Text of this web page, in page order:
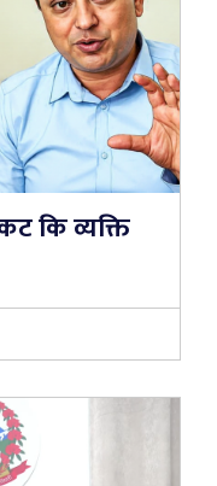
कि व्यक्ति